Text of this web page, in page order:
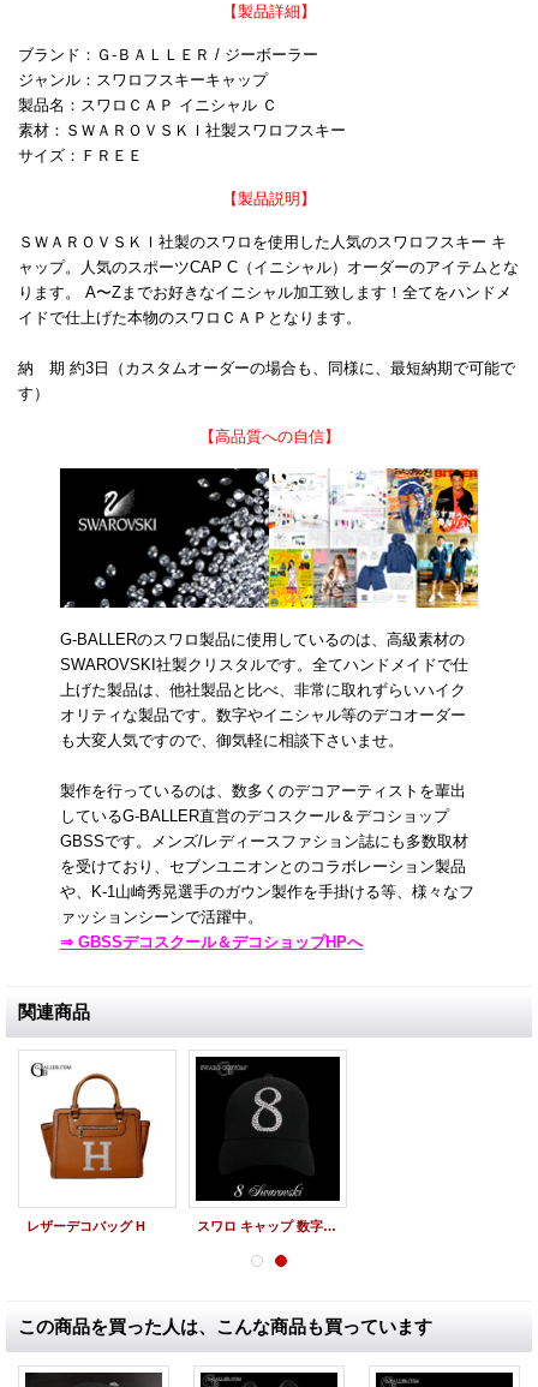
【製品詳細】
ブランド：Ｇ-ＢＡＬＬＥＲ / ジーボーラー
ジャンル：スワロフスキーキャップ
製品名：スワロＣＡＰ イニシャル Ｃ
素材：ＳＷＡＲＯＶＳＫＩ社製スワロフスキー
サイズ：ＦＲＥＥ
【製品説明】
ＳＷＡＲＯＶＳＫＩ社製のスワロを使用した人気のスワロフスキー キ
ャップ。人気のスポーツCAP C（イニシャル）オーダーのアイテムとな
ります。 A〜Zまでお好きなイニシャル加工致します！全てをハンドメ
イドで仕上げた本物のスワロＣＡＰとなります。
納 期 約3日（カスタムオーダーの場合も、同様に、最短納期で可能で
す）
【高品質への自信】
G-BALLERのスワロ製品に使用しているのは、高級素材の
SWAROVSKI社製クリスタルです。全てハンドメイドで仕
上げた製品は、他社製品と比べ、非常に取れずらいハイク
オリティな製品です。数字やイニシャル等のデコオーダー
も大変人気ですので、御気軽に相談下さいませ。
製作を行っているのは、数多くのデコアーティストを輩出
しているG-BALLER直営のデコスクール＆デコショップ
GBSSです。メンズ/レディースファション誌にも多数取材
を受けており、セブンユニオンとのコラボレーション製品
や、K-1山崎秀晃選手のガウン製作を手掛ける等、様々なフ
ァッションシーンで活躍中。
⇒ GBSSデコスクール＆デコショップHPへ
関連商品
レザーデコバッグ H スワロ キャップ 数字 オーダー 8 スワロフスキー CAP
この商品を買った人は、こんな商品も買っています